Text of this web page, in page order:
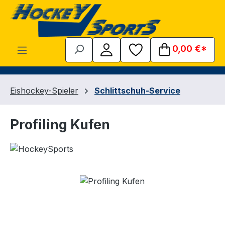
Zum Hauptinhalt springen
0,00 €*
Eishockey-Spieler Schlittschuh-Service
Profiling Kufen
Bildergalerie überspringen